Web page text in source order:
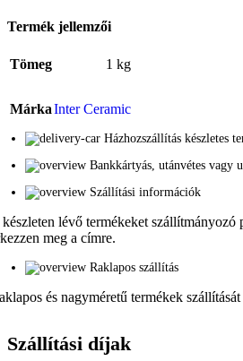
Termék jellemzői
Tömeg 1 kg
MárkaInter Ceramic
Házhozszállítás készletes
Bankkártyás, utánvétes vagy
Szállítási információk
lévő termékeket
meg a címre.
Raklapos szállítás
és nagyméretű termékek
Szállítási díjak